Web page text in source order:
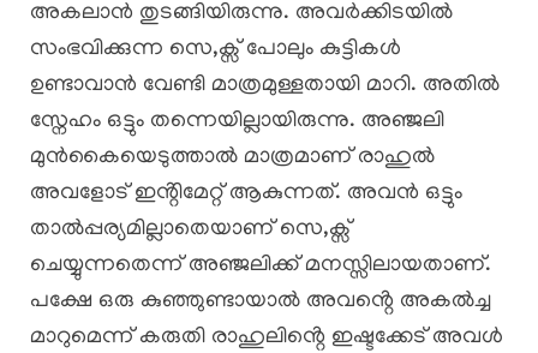
അകലാൻ തുടങ്ങിയിരുന്നു. അവർക്കിടയിൽ
സംഭവിക്കുന്ന സെ,ക്സ് പോലും കുട്ടികൾ
ഉണ്ടാവാൻ വേണ്ടി മാത്രമുള്ളതായി മാറി. അതിൽ
സ്നേഹം ഒട്ടും തന്നെയില്ലായിരുന്നു. അഞ്ജലി
മുൻകൈയെടുത്താൽ മാത്രമാണ് രാഹുൽ
അവളോട് ഇൻ്റിമേറ്റ് ആകുന്നത്. അവൻ ഒട്ടും
താൽപ്പര്യമില്ലാതെയാണ് സെ,ക്സ്
ചെയ്യുന്നതെന്ന് അഞ്ജലിക്ക് മനസ്സിലായതാണ്.
പക്ഷേ ഒരു കുഞ്ഞുണ്ടായാൽ അവൻ്റെ അകൽച്ച
മാറുമെന്ന് കരുതി രാഹുലിൻ്റെ ഇഷ്ടക്കേട് അവൾ